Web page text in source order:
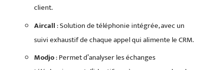
client.
Aircall: Solution de téléphonie intégrée, avec un
suivi exhaustif de chaque appel qui alimente le CRM.
Modjo: Permet d’analyser les échanges